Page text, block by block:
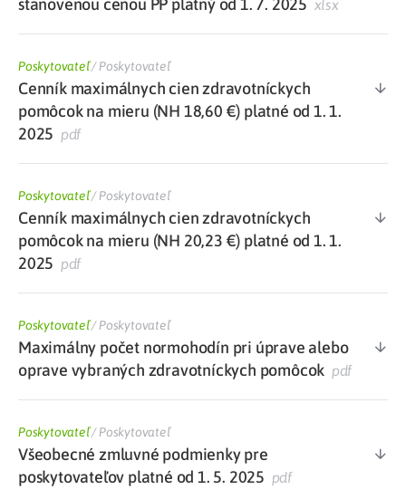
stanovenou cenou PP platný od 1. 7. 2025 xlsx
Poskytovateľ/Poskytovateľ
Cenník maximálnych cien zdravotníckych
pomôcok na mieru (NH 18,60 €) platné od 1. 1.
2025 pdf
Poskytovateľ/Poskytovateľ
Cenník maximálnych cien zdravotníckych
pomôcok na mieru (NH 20,23 €) platné od 1. 1.
2025 pdf
Poskytovateľ/Poskytovateľ
Maximálny počet normohodín pri úprave alebo
oprave vybraných zdravotníckych pomôcok pdf
Poskytovateľ/Poskytovateľ
Všeobecné zmluvné podmienky pre
poskytovateľov platné od 1. 5. 2025 pdf